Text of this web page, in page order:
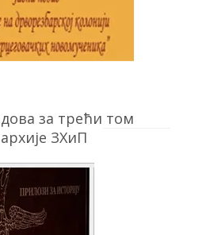
за трећи том
ЗХиП